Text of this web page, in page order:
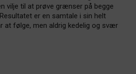
vilje til at prøve grænser på begge
er en samtale i sin helt
at følge, men aldrig kedelig og svær